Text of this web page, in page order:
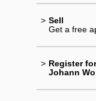
> Sell
Get a free
> Register for
Johann